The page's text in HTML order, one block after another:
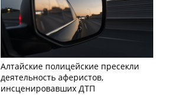
Алтайские полицейские пресекли
деятельность аферистов,
инсценировавших ДТП